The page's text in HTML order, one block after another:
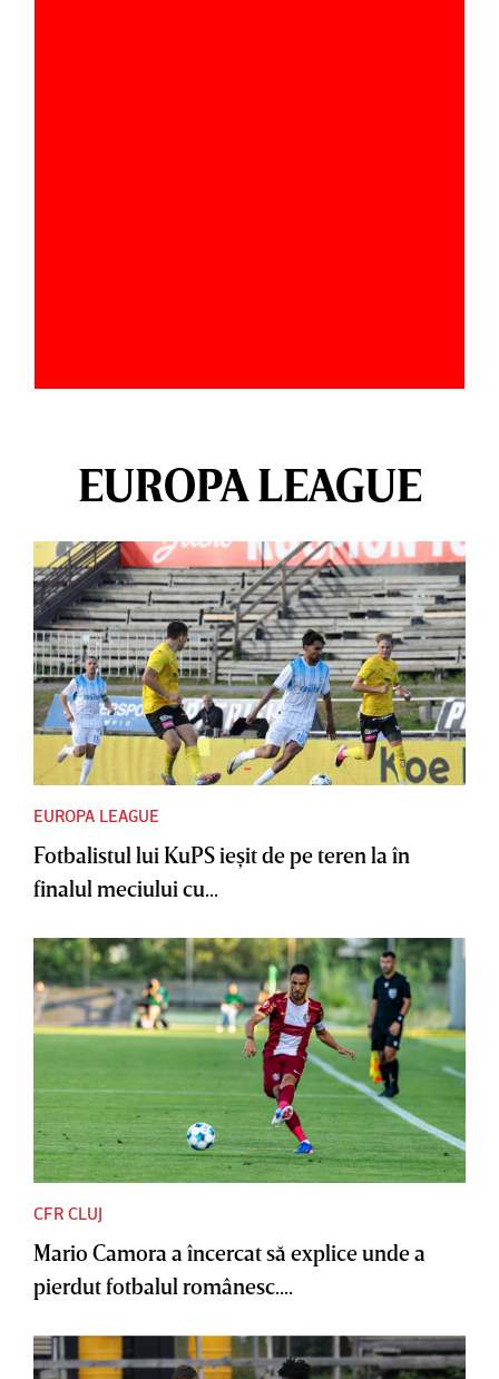
EUROPA LEAGUE
EUROPA LEAGUE
Fotbalistul lui KuPS ieşit de pe teren la în
finalul meciului cu...
CFR CLUJ
Mario Camora a încercat să explice unde a
pierdut fotbalul românesc....